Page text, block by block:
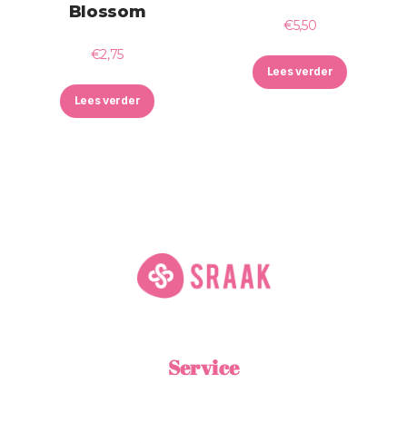
Blossom
€2,75
Lees verder
€5,50
Lees verder
Service